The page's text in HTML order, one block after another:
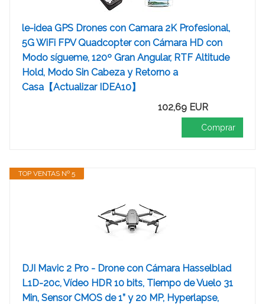
le-idea GPS Drones con Camara 2K Profesional,
5G WiFi FPV Quadcopter con Cámara HD con
Modo sígueme, 120º Gran Angular, RTF Altitude
Hold, Modo Sin Cabeza y Retorno a
Casa【Actualizar IDEA10】
102,69 EUR
Comprar
TOP VENTAS Nº 5
DJI Mavic 2 Pro - Drone con Cámara Hasselblad
L1D-20c, Vídeo HDR 10 bits, Tiempo de Vuelo 31
Min, Sensor CMOS de 1” y 20 MP, Hyperlapse,